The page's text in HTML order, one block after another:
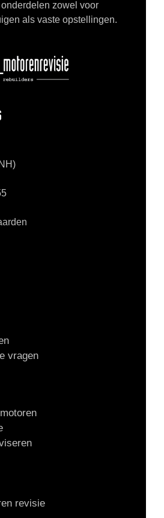
zowel voor
als vaste opstellingen.
vragen
revisie